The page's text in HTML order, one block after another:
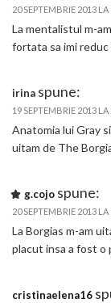
20 SEPTEMBRIE 2013
La mentalistul m-
fortata sa imi
irina spune:
19 SEPTEMBRIE 2013
Anatomia lui Gray
uitam de The
g.cojo spune:
20 SEPTEMBRIE 2013
La Borgias m-am
placut insa a fost o
cristinaelena16